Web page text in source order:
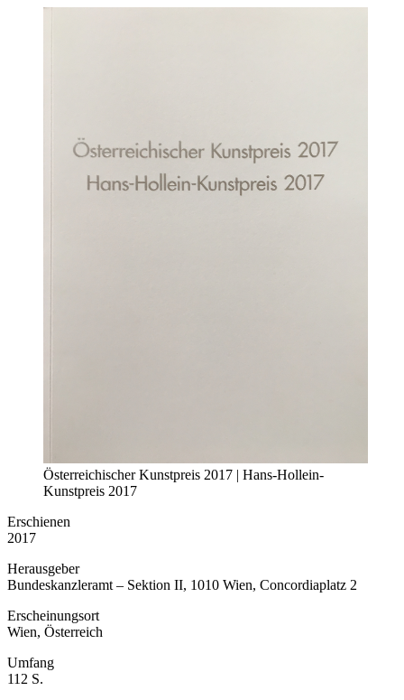
Österreichischer Kunstpreis 2017 | Hans-Hollein-
Kunstpreis 2017
Erschienen
2017
Herausgeber
Bundeskanzleramt – Sektion II, 1010 Wien, Concordiaplatz 2
Erscheinungsort
Wien, Österreich
Umfang
112 S.